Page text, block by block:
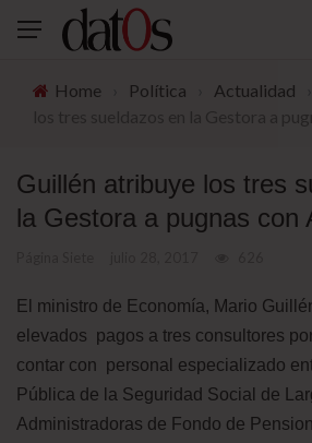
Home Política Actualidad
Guillén atribuye los tres
la Gestora a pugnas con
El ministro de Economía, Mario
elevados pagos a tres consultores
contar con personal especializado
Pública de la Seguridad Social de
Administradoras de Fondo de